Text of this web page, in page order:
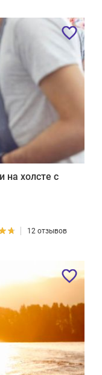
на холсте с
12 отзывов